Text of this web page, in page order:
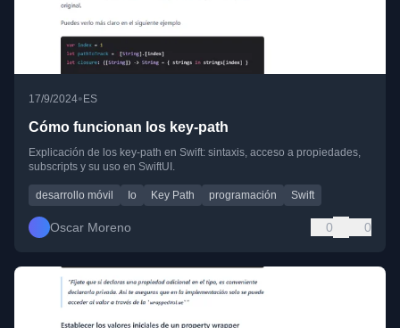
17/9/2024•ES
Cómo funcionan los key-path
Explicación de los key-path en Swift: sintaxis, acceso a propiedades,
subscripts y su uso en SwiftUI.
desarrollo móvil Io Key Path programación Swift
Oscar Moreno 0 0